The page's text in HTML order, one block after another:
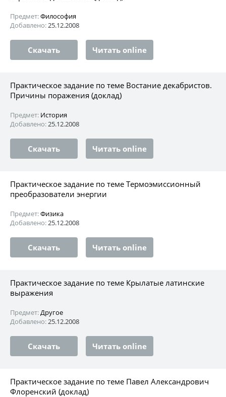
Предмет:Философия
Добавлено:25.12.2008
Скачать Читать online
Практическое задание по теме Востание декабристов.
Причины поражения (доклад)
Предмет: История
Добавлено:25.12.2008
Скачать Читать online
Практическое задание по теме Термоэмиссионный
преобразователи энергии
Предмет:Физика
Добавлено:25.12.2008
Скачать Читать online
Практическое задание по теме Крылатые латинские
выражения
Предмет:Другое
Добавлено:25.12.2008
Скачать Читать online
Практическое задание по теме Павел Александрович
Флоренский (доклад)